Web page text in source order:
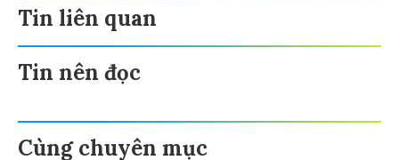
Tin liên quan
Tin nên đọc
Cùng chuyên mục